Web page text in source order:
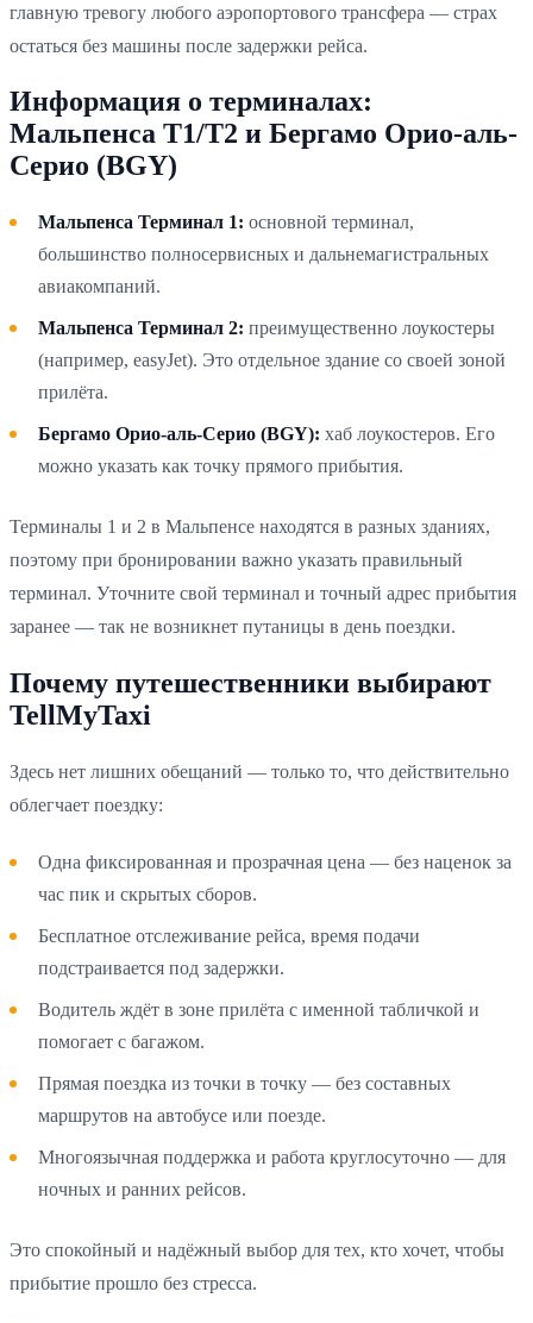
главную тревогу любого аэропортового трансфера — страх
остаться без машины после задержки рейса.
Информация о терминалах:
Мальпенса T1/T2 и Бергамо Орио-аль-
Серио (BGY)
Мальпенса Терминал 1: основной терминал,
большинство полносервисных и дальнемагистральных
авиакомпаний.
Мальпенса Терминал 2: преимущественно лоукостеры
(например, easyJet). Это отдельное здание со своей зоной
прилёта.
Бергамо Орио-аль-Серио (BGY): хаб лоукостеров. Его
можно указать как точку прямого прибытия.
Терминалы 1 и 2 в Мальпенсе находятся в разных зданиях,
поэтому при бронировании важно указать правильный
терминал. Уточните свой терминал и точный адрес прибытия
заранее — так не возникнет путаницы в день поездки.
Почему путешественники выбирают
TellMyTaxi
Здесь нет лишних обещаний — только то, что действительно
облегчает поездку:
Одна фиксированная и прозрачная цена — без наценок за
час пик и скрытых сборов.
Бесплатное отслеживание рейса, время подачи
подстраивается под задержки.
Водитель ждёт в зоне прилёта с именной табличкой и
помогает с багажом.
Прямая поездка из точки в точку — без составных
маршрутов на автобусе или поезде.
Многоязычная поддержка и работа круглосуточно — для
ночных и ранних рейсов.
Это спокойный и надёжный выбор для тех, кто хочет, чтобы
прибытие прошло без стресса.